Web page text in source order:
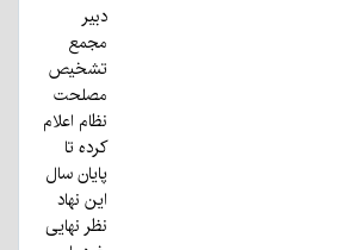
دبیر
مجمع
تشخیص
مصلحت
نظام اعلام
کرده تا
پایان سال
این نهاد
نظر نهایی